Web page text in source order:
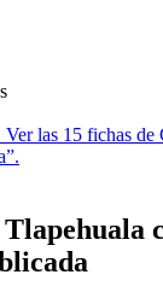
Ver las 15 fichas de